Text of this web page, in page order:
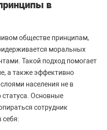
в
обществе принципам,
моральных
Такой подход помогает
а также эффективно
населения не в
статуса. Основные
сотрудник
себя: